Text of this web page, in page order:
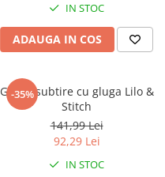
IN STOC
ADAUGA IN COS
-35%
Geaca subtire cu gluga Lilo &
Stitch
141,99 Lei
92,29 Lei
IN STOC